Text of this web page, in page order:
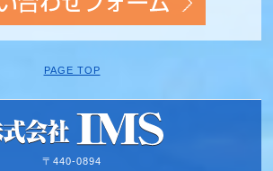
PAGE TOP
〒440-0894